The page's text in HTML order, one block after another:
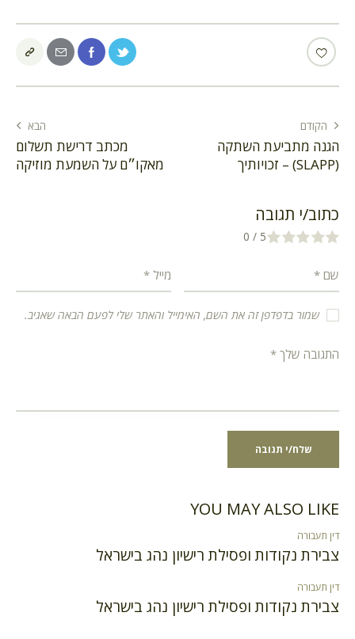
הקודם
הגנה מתביעת השתקה
(SLAPP) – זכויותיך
הבא
מכתב דרישת תשלום
מאקו״ם על השמעת מוזיקה
כתוב/י תגובה
0 / 5
שמור בדפדפן זה את השם, האימייל והאתר שלי לפעם הבאה שאגיב.
YOU MAY ALSO LIKE
דין תעבורה
צבירת נקודות ופסילת רישיון נהג בישראל
דין תעבורה
צבירת נקודות ופסילת רישיון נהג בישראל